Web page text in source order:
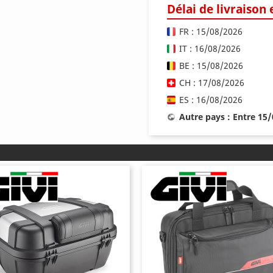
Délai de livraison
FR : 15/08/2026
IT : 16/08/2026
BE : 15/08/2026
CH : 17/08/2026
ES : 16/08/2026
Autre pays : Entre